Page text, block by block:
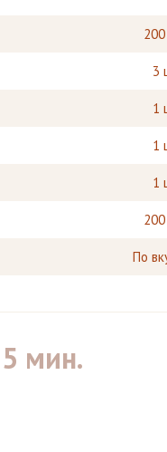
200
3
1
1
1
200
По
мин.